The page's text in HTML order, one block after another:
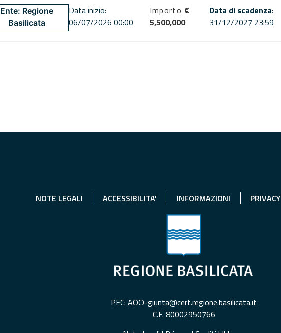
Ente: Regione
Basilicata
Data inizio:
06/07/2026 00:00
Importo €
5,500,000
Data di scadenza:
31/12/2027 23:59
NOTE LEGALI ACCESSIBILITA' INFORMAZIONI PRIVACY
PEC: AOO-giunta@cert.regione.basilicata.it
C.F. 80002950766